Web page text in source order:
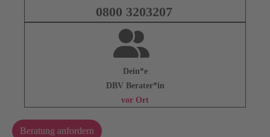
0800 3203207
Dein*e
DBV Berater*in
vor Ort
Beratung anfordern